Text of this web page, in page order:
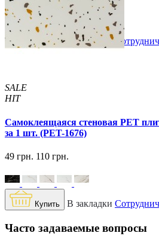
Купить В закладки
SALE
HIT
Самоклеящаяся стеновая PET
за 1 шт. (PET-1676)
49 грн. 110 грн.
Купить В закладки
Часто задаваемые вопросы